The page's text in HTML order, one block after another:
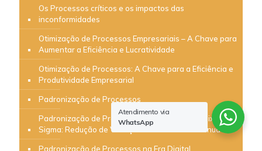
Os Processos críticos e os impactos das
inconformidades
Otimização de Processos Empresariais – A Chave para
Aumentar a Eficiência e Lucratividade
Otimização de Processos: A Chave para a Eficiência e
Produtividade Empresarial
Padronização de Processos
Padronização de Processos e a Metodologia Six
Sigma: Redução de Variações e Melhoria Contínua
Padronização de Processos na Era Digital
Atendimento via
WhatsApp